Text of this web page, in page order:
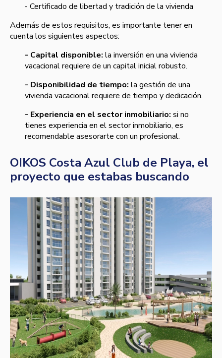
- Certificado de libertad y tradición de la vivienda
Además de estos requisitos, es importante tener en
cuenta los siguientes aspectos:
- Capital disponible: la inversión en una vivienda
vacacional requiere de un capital inicial robusto.
- Disponibilidad de tiempo: la gestión de una
vivienda vacacional requiere de tiempo y dedicación.
- Experiencia en el sector inmobiliario: si no
tienes experiencia en el sector inmobiliario, es
recomendable asesorarte con un profesional.
OIKOS Costa Azul Club de Playa, el
proyecto que estabas buscando